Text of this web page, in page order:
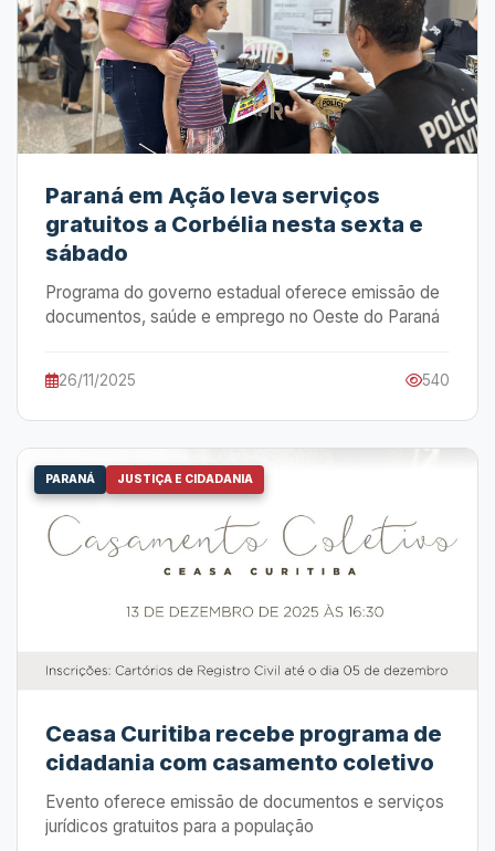
Paraná em Ação leva serviços
gratuitos a Corbélia nesta sexta e
sábado
Programa do governo estadual oferece emissão de
documentos, saúde e emprego no Oeste do Paraná
26/11/2025 540
PARANÁ JUSTIÇA E CIDADANIA
Ceasa Curitiba recebe programa de
cidadania com casamento coletivo
Evento oferece emissão de documentos e serviços
jurídicos gratuitos para a população